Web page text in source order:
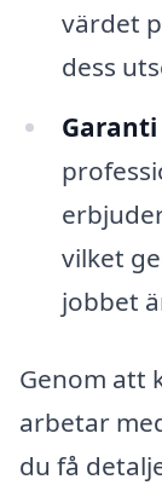
värdet
dess
vilket
jobbet
Genom att
arbetar
du få